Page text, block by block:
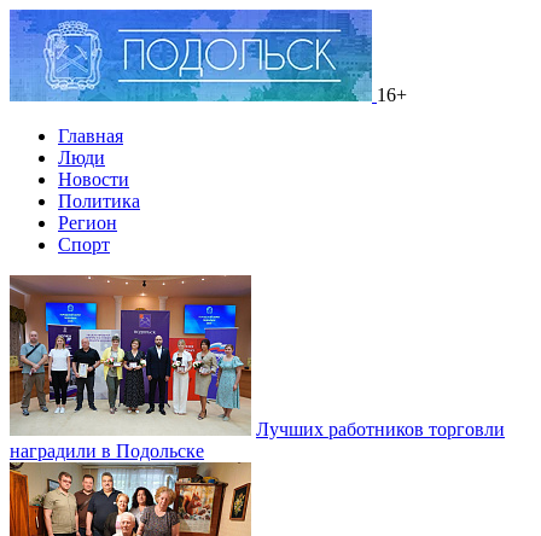
16+
Главная
Люди
Новости
Политика
Регион
Спорт
Лучших работников торговли
наградили в Подольске